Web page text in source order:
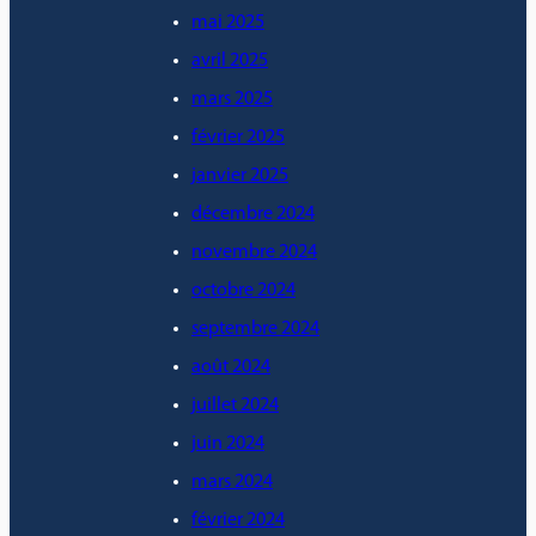
mai 2025
avril 2025
mars 2025
février 2025
janvier 2025
décembre 2024
novembre 2024
octobre 2024
septembre 2024
août 2024
juillet 2024
juin 2024
mars 2024
février 2024